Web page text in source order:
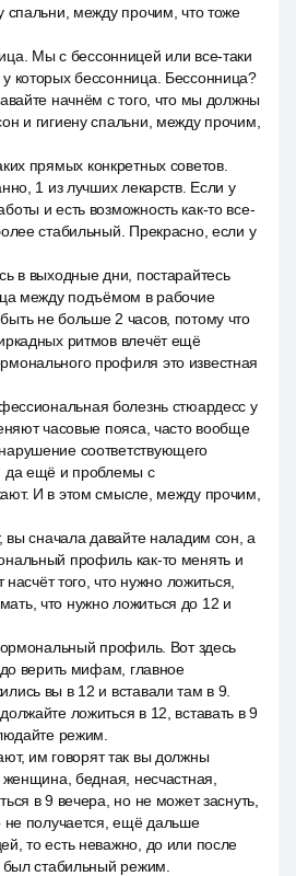
спальни, между прочим, что тоже
Мы с бессонницей или все-таки
которых бессонница. Бессонница?
начнём с того, что мы должны
и гигиену спальни, между прочим,
прямых конкретных советов.
1 из лучших лекарств. Если у
и есть возможность как-то все-
стабильный. Прекрасно, если у
в выходные дни, постарайтесь
между подъёмом в рабочие
не больше 2 часов, потому что
ритмов влечёт ещё
профиля это известная
болезнь стюардесс у
часовые пояса, часто вообще
соответствующего
да ещё и проблемы с
И в этом смысле, между прочим,
вы сначала давайте наладим сон, а
профиль как-то менять и
того, что нужно ложиться,
что нужно ложиться до 12 и
профиль. Вот здесь
верить мифам, главное
вы в 12 и вставали там в 9.
ложиться в 12, вставать в 9
режим.
им говорят так вы должны
бедная, несчастная,
в 9 вечера, но не может заснуть,
не получается, ещё дальше
то есть неважно, до или после
стабильный режим.